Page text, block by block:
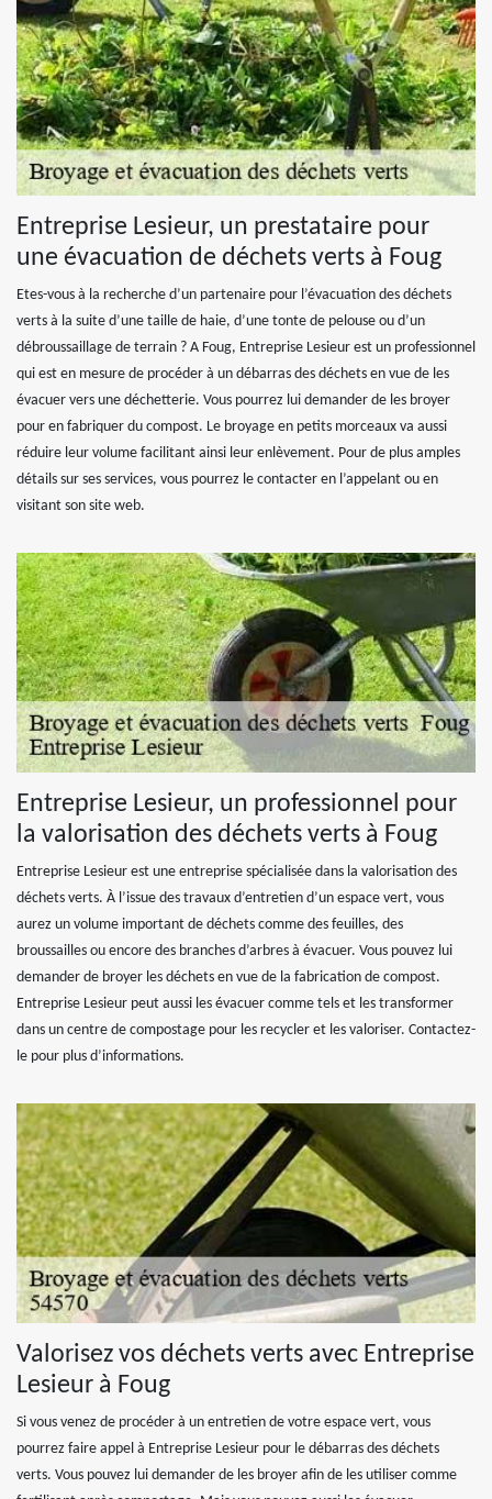
Entreprise Lesieur, un prestataire pour
une évacuation de déchets verts à Foug
Etes-vous à la recherche d’un partenaire pour l’évacuation des déchets
verts à la suite d’une taille de haie, d’une tonte de pelouse ou d’un
débroussaillage de terrain ? A Foug, Entreprise Lesieur est un professionnel
qui est en mesure de procéder à un débarras des déchets en vue de les
évacuer vers une déchetterie. Vous pourrez lui demander de les broyer
pour en fabriquer du compost. Le broyage en petits morceaux va aussi
réduire leur volume facilitant ainsi leur enlèvement. Pour de plus amples
détails sur ses services, vous pourrez le contacter en l’appelant ou en
visitant son site web.
Entreprise Lesieur, un professionnel pour
la valorisation des déchets verts à Foug
Entreprise Lesieur est une entreprise spécialisée dans la valorisation des
déchets verts. À l’issue des travaux d’entretien d’un espace vert, vous
aurez un volume important de déchets comme des feuilles, des
broussailles ou encore des branches d’arbres à évacuer. Vous pouvez lui
demander de broyer les déchets en vue de la fabrication de compost.
Entreprise Lesieur peut aussi les évacuer comme tels et les transformer
dans un centre de compostage pour les recycler et les valoriser. Contactez-
le pour plus d’informations.
Valorisez vos déchets verts avec Entreprise
Lesieur à Foug
Si vous venez de procéder à un entretien de votre espace vert, vous
pourrez faire appel à Entreprise Lesieur pour le débarras des déchets
verts. Vous pouvez lui demander de les broyer afin de les utiliser comme